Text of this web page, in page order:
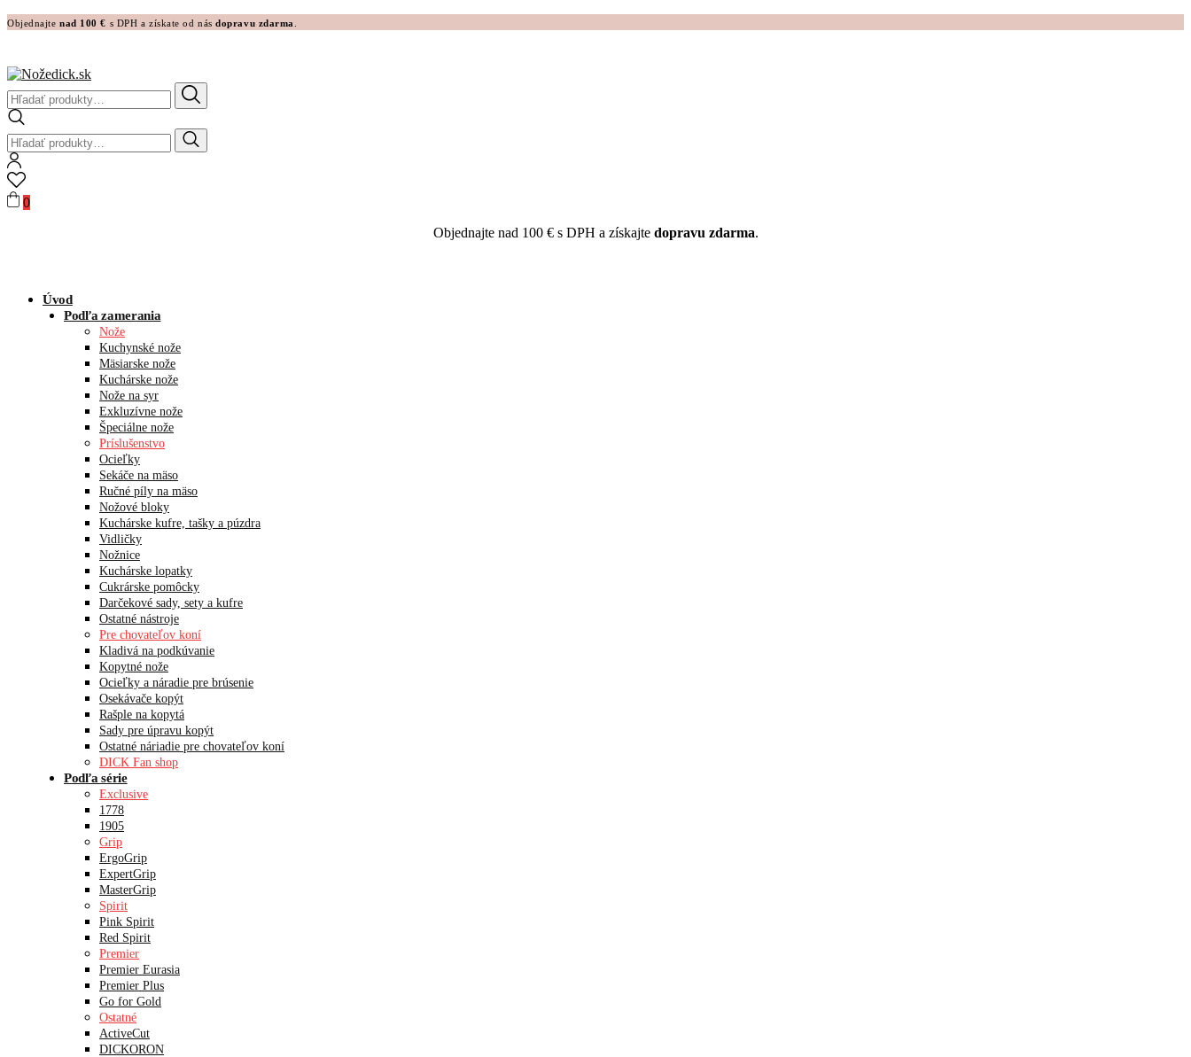
Objednajtenad 100 € s DPH a získate od násdopravu zdarma
Hľadať:
Hľadať:
0
Objednajte nad 100 € s DPH a získajte dopravu zdarma.
Úvod
Podľa zamerania
Nože
Kuchynské nože
Mäsiarske nože
Kuchárske nože
Nože na syr
Exkluzívne nože
Špeciálne nože
Príslušenstvo
Ocieľky
Sekáče na mäso
Ručné píly na mäso
Nožové bloky
Kuchárske kufre, tašky a púzdra
Vidličky
Nožnice
Kuchárske lopatky
Cukrárske pomôcky
Darčekové sady, sety a kufre
Ostatné nástroje
Pre chovateľov koní
Kladivá na podkúvanie
Kopytné nože
Ocieľky a náradie pre brúsenie
Osekávače kopýt
Rašple na kopytá
Sady pre úpravu kopýt
Ostatné náriadie pre chovateľov koní
DICK Fan shop
Podľa série
Exclusive
1778
1905
Grip
ErgoGrip
ExpertGrip
MasterGrip
Spirit
Pink Spirit
Red Spirit
Premier
Premier Eurasia
Premier Plus
Go for Gold
Ostatné
ActiveCut
DICKORON